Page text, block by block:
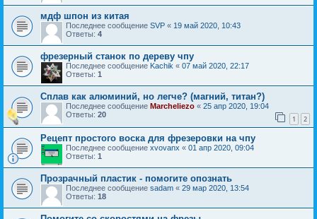
мдф шпон из китая
Последнее сообщение SVP « 19 май 2020, 10:43
Ответы: 4
фрезерный станок по дереву чпу
Последнее сообщение Kachik « 07 май 2020, 22:17
Ответы: 1
Сплав как алюминий, но легче? (магний, титан?)
Последнее сообщение Marcheliezo « 25 апр 2020, 19:04
Ответы: 20 1 2
Рецепт простого воска для фрезеровки на чпу
Последнее сообщение xvovanx « 01 апр 2020, 09:04
Ответы: 1
Прозрачный пластик - помогите опознать
Последнее сообщение sadam « 29 мар 2020, 13:54
Ответы: 18